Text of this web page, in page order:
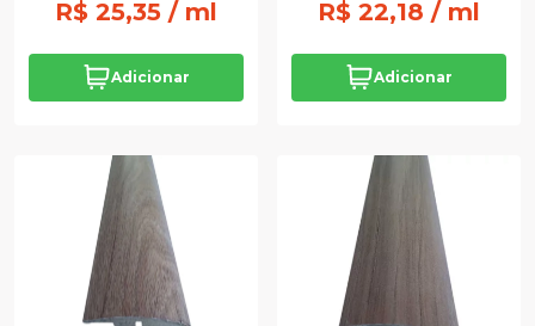
R$ 25,35 / ml
Adicionar
R$ 22,18 / ml
Adicionar